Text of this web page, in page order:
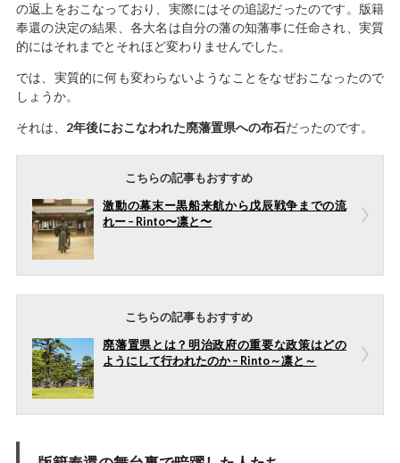
の返上をおこなっており、実際にはその追認だったのです。版籍
奉還の決定の結果、各大名は自分の藩の知藩事に任命され、実質
的にはそれまでとそれほど変わりませんでした。
では、実質的に何も変わらないようなことをなぜおこなったので
しょうか。
それは、 2年後におこなわれた廃藩置県への布石だったのです。
こちらの記事もおすすめ
激動の幕末ー黒船来航から戊辰戦争までの流
れー – Rinto〜凛と〜
こちらの記事もおすすめ
廃藩置県とは？明治政府の重要な政策はどの
ようにして行われたのか – Rinto～凛と～